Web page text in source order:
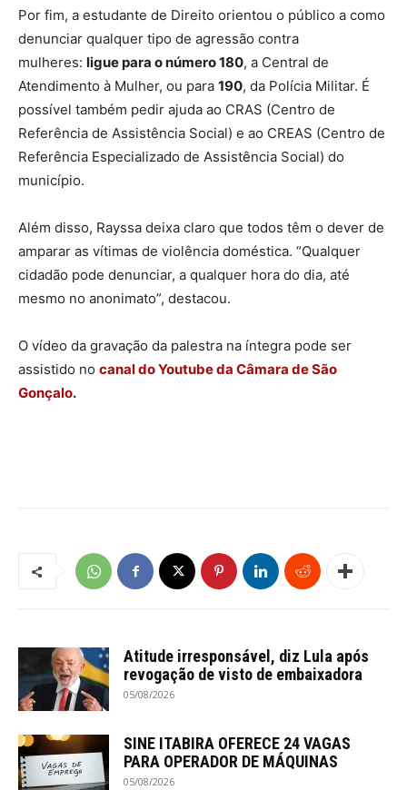
Por fim, a estudante de Direito orientou o público a como
denunciar qualquer tipo de agressão contra
mulheres: ligue para o número 180, a Central de
Atendimento à Mulher, ou para 190, da Polícia Militar. É
possível também pedir ajuda ao CRAS (Centro de
Referência de Assistência Social) e ao CREAS (Centro de
Referência Especializado de Assistência Social) do
município.
Além disso, Rayssa deixa claro que todos têm o dever de
amparar as vítimas de violência doméstica. “Qualquer
cidadão pode denunciar, a qualquer hora do dia, até
mesmo no anonimato”, destacou.
O vídeo da gravação da palestra na íntegra pode ser
assistido no canal do Youtube da Câmara de São
Gonçalo.
Atitude irresponsável, diz Lula após
revogação de visto de embaixadora
05/08/2026
SINE ITABIRA OFERECE 24 VAGAS
PARA OPERADOR DE MÁQUINAS
05/08/2026